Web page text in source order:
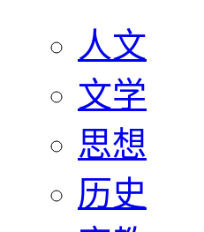
人文
文学
思想
历史